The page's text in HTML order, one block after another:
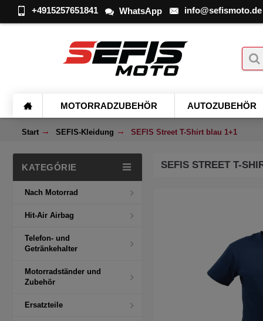
+4915257651841 WhatsApp info@sefismoto.de
MOTORRADZUBEHÖR AUTOZUBEHÖR
Start SEFIS-Kleidung SEFIS Street T-Shirt blau 1+1
KATEGÓRIE
Nach Motorrad
Hit-Air Airbag
Telefon- und
Getränkehalter
Motorradständer und
Zubehör
Ersatzteile
SEFIS STREET T-